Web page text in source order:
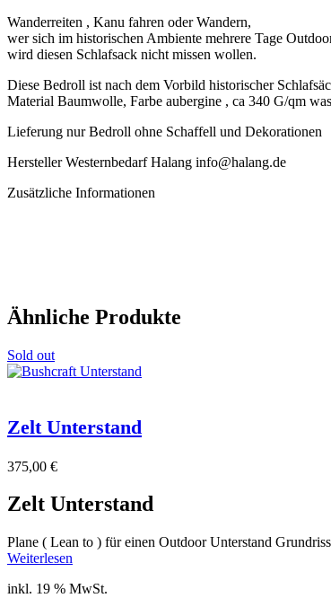
Wanderreiten , Kanu fahren oder Wandern,
wer sich im historischen Ambiente mehrere Tage
wird diesen Schlafsack nicht missen wollen.
Diese Bedroll ist nach dem Vorbild historischer
Material Baumwolle, Farbe aubergine , ca 340 G/qm
Lieferung nur Bedroll ohne Schaffell und Dekorationen
Hersteller Westernbedarf Halang info@halang.de
Zusätzliche Informationen
Ähnliche Produkte
Sold out
Zelt Unterstand
375,00 €
Zelt Unterstand
Plane ( Lean to ) für einen Outdoor Unterstand
Weiterlesen
inkl. 19 % MwSt.